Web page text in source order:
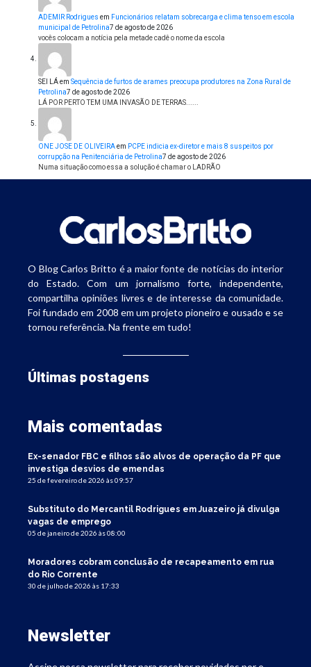
ADEMIR Rodrigues em Funcionários relatam sobrecarga e clima tenso em escola
municipal de Petrolina7 de agosto de 2026
vocês colocam a notícia pela metade cadê o nome da escola
SEI LÁem Sequência de furtos de arames preocupa produtores na Zona Rural de
Petrolina7 de agosto de 2026
LÁ POR PERTO TEM UMA INVASÃO DE TERRAS......
ONE JOSE DE OLIVEIRAem PCPE indicia ex-diretor e mais 8 suspeitos por
corrupção na Penitenciária de Petrolina7 de agosto de 2026
Numa situação como essa a solução é chamar o LADRÃO
O Blog Carlos Britto é a maior fonte de notícias do interior
do Estado. Com um jornalismo forte, independente,
compartilha opiniões livres e de interesse da comunidade.
Foi fundado em 2008 em um projeto pioneiro e ousado e se
tornou referência. Na frente em tudo!
Últimas postagens
Mais comentadas
Ex-senador FBC e filhos são alvos de operação da PF que
investiga desvios de emendas
25 de fevereiro de 2026 às 09:57
Substituto do Mercantil Rodrigues em Juazeiro já divulga
vagas de emprego
05 de janeiro de 2026 às 08:00
Moradores cobram conclusão de recapeamento em rua
do Rio Corrente
30 de julho de 2026 às 17:33
Newsletter